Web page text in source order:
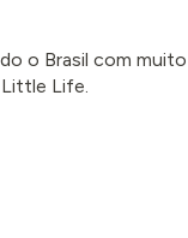
o Brasil com
Little Life.